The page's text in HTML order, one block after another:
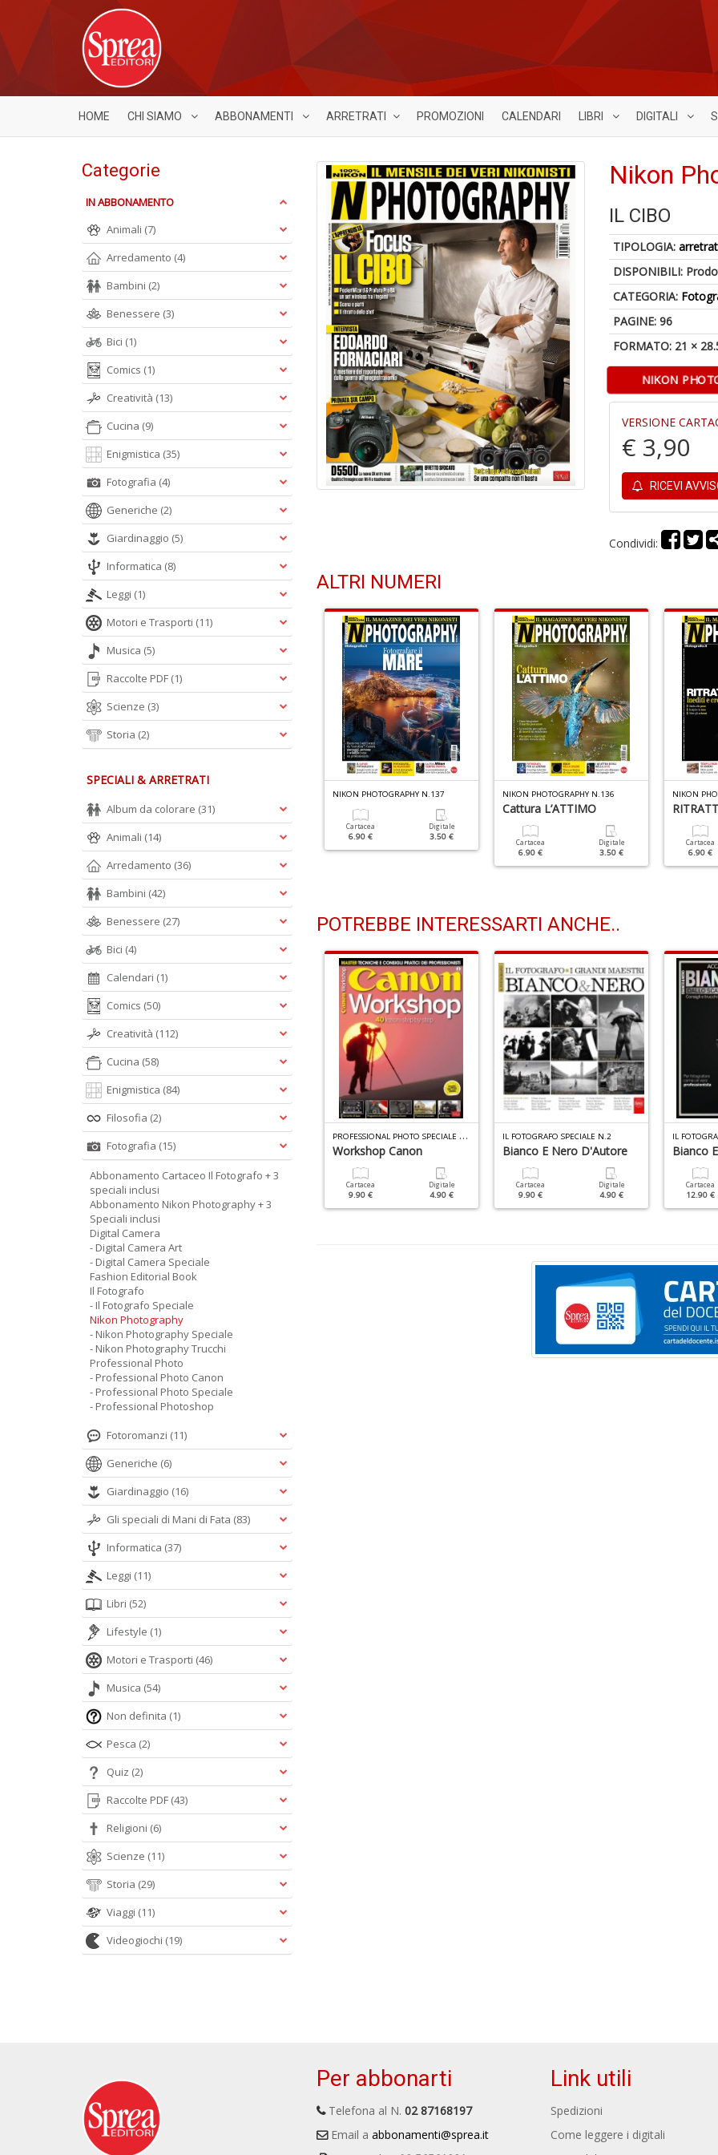
HOME CHI SIAMO ABBONAMENTI ARRETRATI PROMOZIONI CALENDARI LIBRI DIGITALI
Nikon
IL CIBO
TIPOLOGIA:
DISPONIBILI:
CATEGORIA:
PAGINE: 96
FORMATO: 21 ×
NIKON
VERSIONE
€ 3,90
RICEVI
Condividi:
ALTRI NUMERI
Della Wanderlust
Digitale
2.90 €
Shooting Di Primavera
5.90 €
Digitale
2.90 €
NIKON PHOTOGRAPHY N.137
Cartacea
6.90 €
Digitale
3.50 €
NIKON PHOTOGRAPHY N.136
Cattura L’ATTIMO
Cartacea
6.90 €
Digitale
3.50 €
NIKON
Cartacea
6.90 €
POTREBBE INTERESSARTI ANCHE..
4.90 €
NIKON PHOTOGRAPHY SPECIALE N.8
Guida Nikonista
P
ROFESSIONAL PHOTO SPECIALE N.11
Workshop Canon
Cartacea
9.90 €
Digitale
4.90 €
IL FOTOGRAFO SPECIALE N.2
Bianco E Nero D'Autore
Cartacea
9.90 €
Digitale
4.90 €
IL
Bianco
Cartacea
12.90 €
Categorie
IN ABBONAMENTO
Animali (7)
Arredamento (4)
Bambini (2)
Benessere (3)
Bici (1)
Comics (1)
Creatività (13)
Cucina (9)
Enigmistica (35)
Fotografia (4)
Generiche (2)
Giardinaggio (5)
Informatica (8)
Leggi (1)
Motori e Trasporti (11)
Musica (5)
Raccolte PDF (1)
Scienze (3)
Storia (2)
SPECIALI & ARRETRATI
Album da colorare (31)
Animali (14)
Arredamento (36)
Bambini (42)
Benessere (27)
Bici (4)
Calendari (1)
Comics (50)
Creatività (112)
Cucina (58)
Enigmistica (84)
Filosofia (2)
Fotografia (15)
Abbonamento Cartaceo Il Fotografo + 3
speciali inclusi
Abbonamento Nikon Photography + 3
Speciali inclusi
Digital Camera
- Digital Camera Art
- Digital Camera Speciale
Fashion Editorial Book
Il Fotografo
- Il Fotografo Speciale
Nikon Photography
- Nikon Photography Speciale
- Nikon Photography Trucchi
Professional Photo
- Professional Photo Canon
- Professional Photo Speciale
- Professional Photoshop
Fotoromanzi (11)
Generiche (6)
Giardinaggio (16)
Gli speciali di Mani di Fata (83)
Informatica (37)
Leggi (11)
Libri (52)
Lifestyle (1)
Motori e Trasporti (46)
Musica (54)
Non definita (1)
Pesca (2)
Quiz (2)
Raccolte PDF (43)
Religioni (6)
Scienze (11)
Storia (29)
Viaggi (11)
Videogiochi (19)
Per abbonarti
Telefona al N. 02 87168197
Email a abbonamenti@sprea.it
Link utili
Spedizioni
Come leggere i digitali